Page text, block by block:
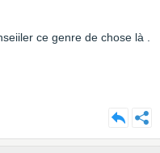
ce genre de chose là .